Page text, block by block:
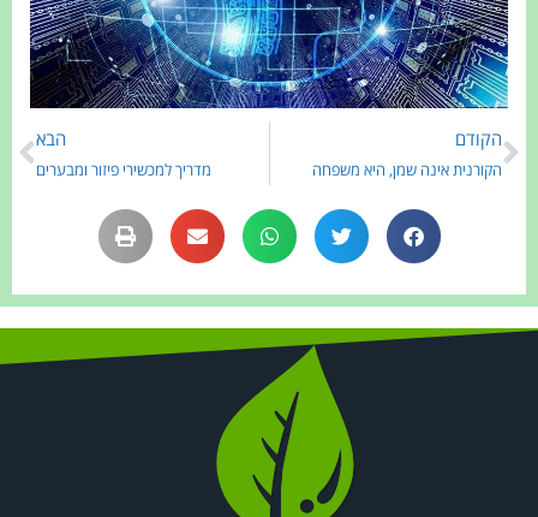
הקודם
הקורנית אינה שמן, היא משפחה
הבא
מדריך למכשירי פיזור ומבערים